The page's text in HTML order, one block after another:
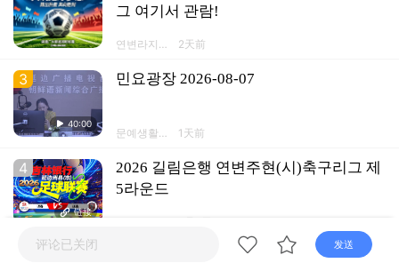
그 여기서 관람!
연변라지오
2天前
3
40:00
민요광장 2026-08-07
문예생활채
1天前
4
链接
2026 길림은행 연변주현(시)축구리그 제
5라운드
8月5日
[2021음력설문예야회]소품-이럴 수가
评论已关闭 发送